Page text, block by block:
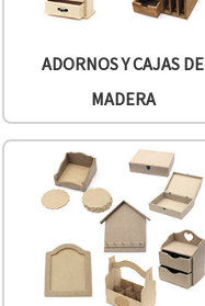
ADORNOS Y CAJAS DE
MADERA